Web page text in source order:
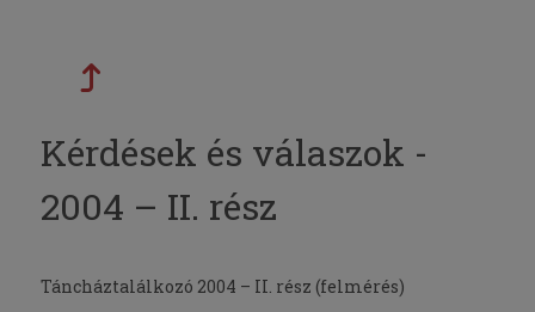
Kérdések és válaszok -
2004 – II. rész
Táncháztalálkozó 2004 – II. rész (felmérés)